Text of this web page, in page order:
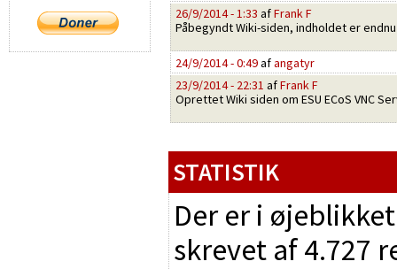
26/9/2014 - 1:33 afFrank F
Påbegyndt Wiki-siden, indholdet er
24/9/2014 - 0:49afangatyr
23/9/2014 - 22:31 afFrank F
Oprettet Wiki siden om ESU ECoS VNC
STATISTIK
Der er i
skrevet af 4.727